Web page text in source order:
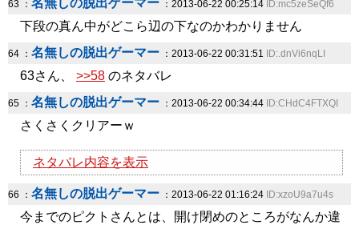
63 ： 名無しの脱出ゲーマー ：2013-06-22 00:25:14 ID:mc5zeSeQf6
下段の真ん中がどこら辺の下なのかわかりません
64 ： 名無しの脱出ゲーマー ：2013-06-22 00:31:51 ID:.dnVi6nqLI
63さん、 >>58 のネタバレ
65 ： 名無しの脱出ゲーマー ：2013-06-22 00:34:44 ID:CHdC4FTXQI
さくさくクリアーｗ
ネタバレ内容を表示
66 ： 名無しの脱出ゲーマー ：2013-06-22 01:16:24 ID:xzoU9a7u4s
今までのピクトさんとは、開け閉めのところがなんか違